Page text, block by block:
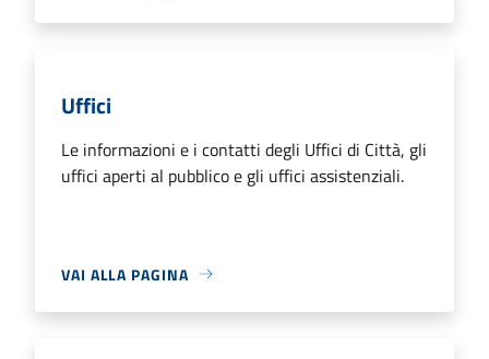
Uffici
Le informazioni e i contatti degli Uffici di Città, gli
uffici aperti al pubblico e gli uffici assistenziali.
VAI ALLA PAGINA